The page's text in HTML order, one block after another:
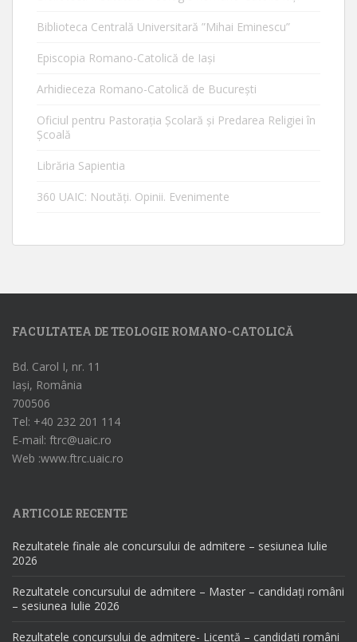
Biblioteca Centrală Universitară ”Mihai Eminescu”
Episcopia Romano-Catolică de Iaşi
Arhidieceza Romano-Catolică de Bucureşti
Oficiul pentru Pastorația Școlară și Predarea Religiei în
Școală
Librăria Sapientia
360 UAIC: Noutăţi. Opinii. Evenimente
FACULTATEA DE TEOLOGIE ROMANO-CATOLICĂ
Bd. Carol I, nr. 11
Iași, România
700506
Tel: +40 232 201 114
E-mail: ftrc@uaic.ro
Web :www.ftrc.uaic.ro
ARTICOLE RECENTE
Rezultatele finale ale concursului de admitere – sesiunea Iulie
2026
Rezultatele concursului de admitere – Master – candidați români
– sesiunea Iulie 2026
Rezultatele concursului de admitere- Licență – candidați români